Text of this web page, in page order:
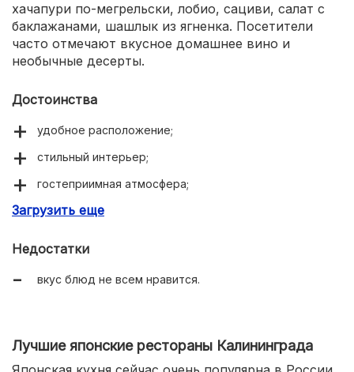
хачапури по-мегрельски, лобио, сациви, салат с
баклажанами, шашлык из ягненка. Посетители
часто отмечают вкусное домашнее вино и
необычные десерты.
Достоинства
удобное расположение;
стильный интерьер;
гостеприимная атмосфера;
приветливый персонал;
Загрузить еще
Недостатки
вкус блюд не всем нравится.
Лучшие японские рестораны Калининграда